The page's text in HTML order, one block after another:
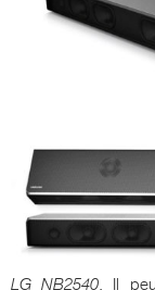
LG NB2540. Il